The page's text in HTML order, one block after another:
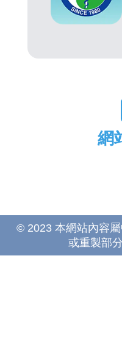
網
© 2023 本網站內容
或重製部